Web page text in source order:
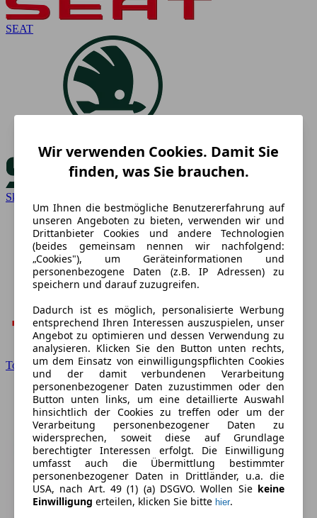
SEAT
Skoda
Toyota
Wir verwenden Cookies. Damit Sie
finden, was Sie brauchen.
Um Ihnen die bestmögliche Benutzererfahrung auf
unseren Angeboten zu bieten, verwenden wir und
Drittanbieter Cookies und andere Technologien
(beides gemeinsam nennen wir nachfolgend:
„Cookies"), um Geräteinformationen und
personenbezogene Daten (z.B. IP Adressen) zu
speichern und darauf zuzugreifen.
Dadurch ist es möglich, personalisierte Werbung
entsprechend Ihren Interessen auszuspielen, unser
Angebot zu optimieren und dessen Verwendung zu
analysieren. Klicken Sie den Button unten rechts,
um dem Einsatz von einwilligungspflichten Cookies
und der damit verbundenen Verarbeitung
personenbezogener Daten zuzustimmen oder den
Button unten links, um eine detaillierte Auswahl
hinsichtlich der Cookies zu treffen oder um der
Verarbeitung personenbezogener Daten zu
widersprechen, soweit diese auf Grundlage
berechtigter Interessen erfolgt. Die Einwilligung
umfasst auch die Übermittlung bestimmter
personenbezogener Daten in Drittländer, u.a. die
USA, nach Art. 49 (1) (a) DSGVO. Wollen Sie keine
Einwilligung erteilen, klicken Sie bitte hier.